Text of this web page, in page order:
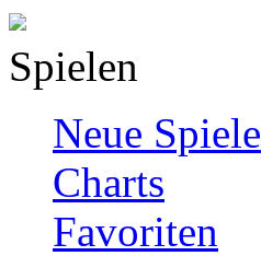
Spielen
Neue Spiele
Charts
Favoriten